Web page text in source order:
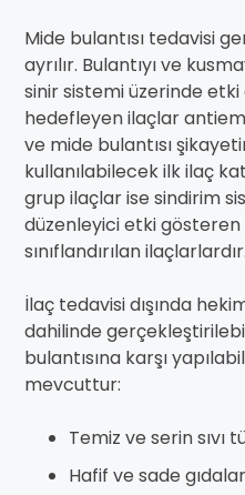
Mide bulantısı tedavisi
ayrılır. Bulantıyı ve
sinir sistemi üzerinde
hedefleyen ilaçlar
ve mide bulantısı
kullanılabilecek ilk ilaç
grup ilaçlar ise sindirim
düzenleyici etki
sınıflandırılan ilaçlarlardır.
İlaç tedavisi dışında
dahilinde
bulantısına karşı
mevcuttur:
Temiz ve serin sıvı
Hafif ve sade